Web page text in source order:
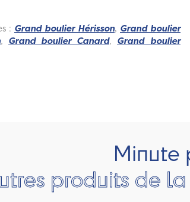
: Grand boulier Hérisson, Grand boulier
, Grand boulier Canard, Grand boulier
Minute
produits de